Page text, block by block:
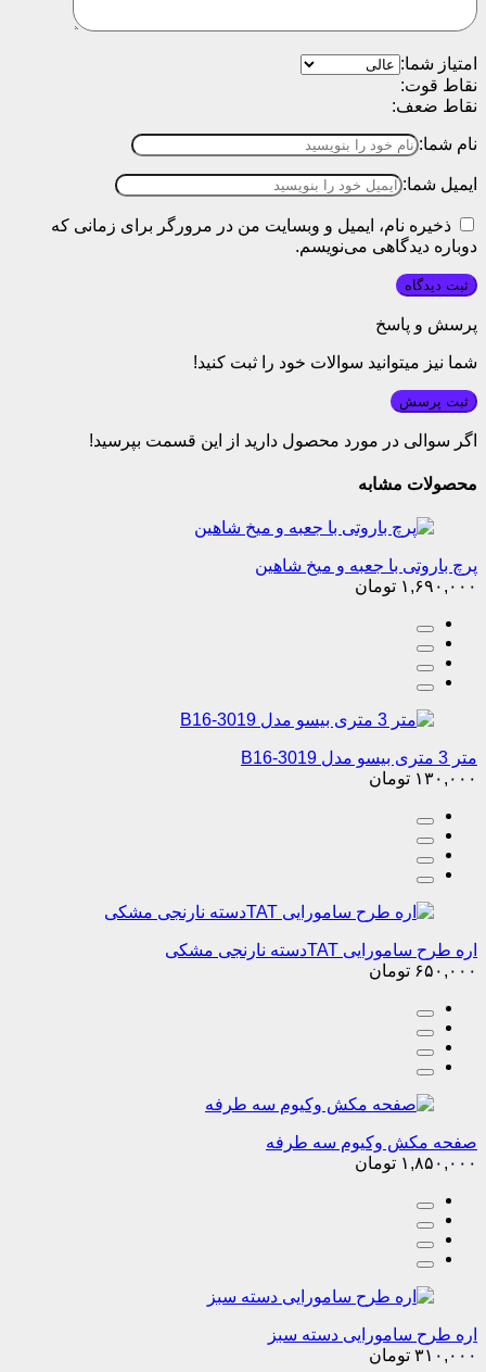
امتیاز شما:
نقاط قوت:
نقاط ضعف:
نام شما:
ایمیل شما:
ذخیره نام، ایمیل و وبسایت من در مرورگر برای زمانی که
دوباره دیدگاهی می‌نویسم.
پرسش و پاسخ
شما نیز میتوانید سوالات خود را ثبت کنید!
ثبت پرسش
اگر سوالی در مورد محصول دارید از این قسمت بپرسید!
محصولات مشابه
پرچ باروتی با جعبه و میخ شاهین
۱,۶۹۰,۰۰۰ تومان
متر 3 متری بیسو مدل B16-3019
۱۳۰,۰۰۰ تومان
اره طرح سامورایی TATدسته نارنجی مشکی
۶۵۰,۰۰۰ تومان
صفحه مکش وکیوم سه طرفه
۱,۸۵۰,۰۰۰ تومان
اره طرح سامورایی دسته سبز
۳۱۰,۰۰۰ تومان